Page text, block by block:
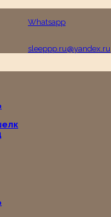
Whatsapp
sleeppp.ru@yandex.ru